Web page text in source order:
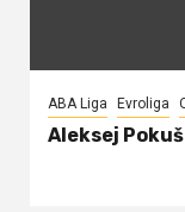
ABA Liga Evroliga
Aleksej